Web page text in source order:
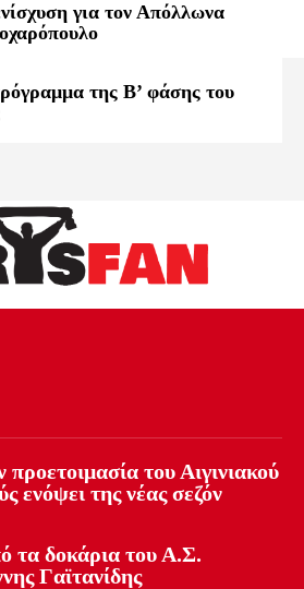
για τον Απόλλωνα
της Β’ φάσης του
του Αιγινιακού
ενόψει της νέας σεζόν
τα δοκάρια του Α.Σ.
Γαϊτανίδης